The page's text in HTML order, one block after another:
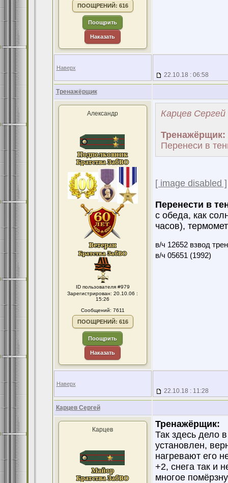
ПООЩРЕНИЙ: 616
Поощрить
Наказать
Наверх
22.10.18 : 06:58
Тренажёрщик
Александр
ID пользователя #979
Зарегистрирован: 20.10.06 :
15:26
Сообщений: 7611
ПООЩРЕНИЙ: 616
Поощрить
Наказать
Карцев Сергей
Тренажёрщик:
Перенеси в
[ image disabled ]
Перенести в
с обеда, как
часов),
в/ч 12652 взвод
в/ч 05651 (1992)
Наверх
22.10.18 : 11:28
Карцев Сергей
Карцев
Тренажёрщик:
Так здесь дело
установлен,
нагревают его
+2, снега так и
многое